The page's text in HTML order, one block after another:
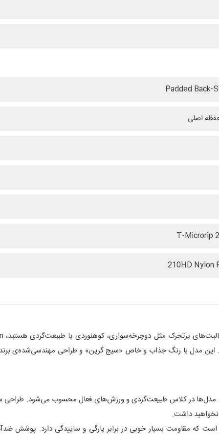
Padded Back-
اصلی
T-Microrip
210HD Nylon
یکی از سبک‌ترین مدل‌ها در کلاس طبیعت‌گردی و ورزش‌های فعال محسوب می‌شود.
داشت.